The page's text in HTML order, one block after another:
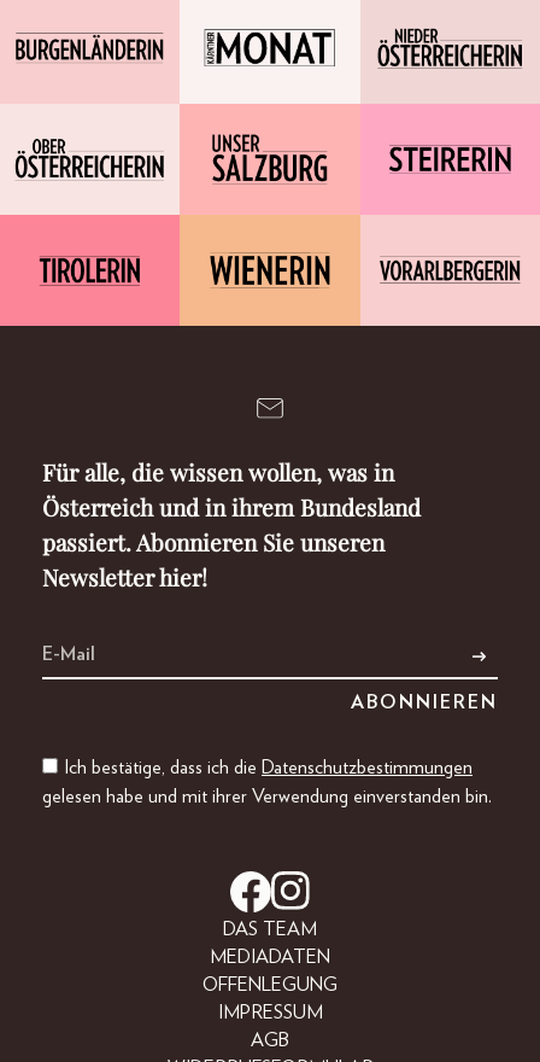
Für alle, die wissen wollen, was in
Österreich und in ihrem Bundesland
passiert. Abonnieren Sie unseren
Newsletter hier!
Ich bestätige, dass ich die Datenschutzbestimmungen
gelesen habe und mit ihrer Verwendung einverstanden bin.
DAS TEAM
MEDIADATEN
OFFENLEGUNG
IMPRESSUM
AGB